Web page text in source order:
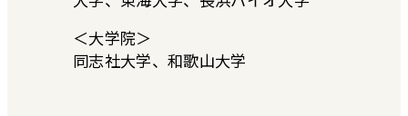
＜大学院＞
同志社大学、和歌山大学